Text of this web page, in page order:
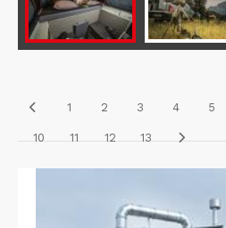
1 2 3 4 5
10 11 12 13